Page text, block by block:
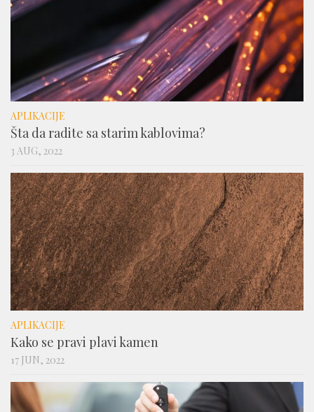
APLIKACIJE
Šta da radite sa starim kablovima?
3 AUG, 2022
APLIKACIJE
Kako se pravi plavi kamen
17 JUN, 2022